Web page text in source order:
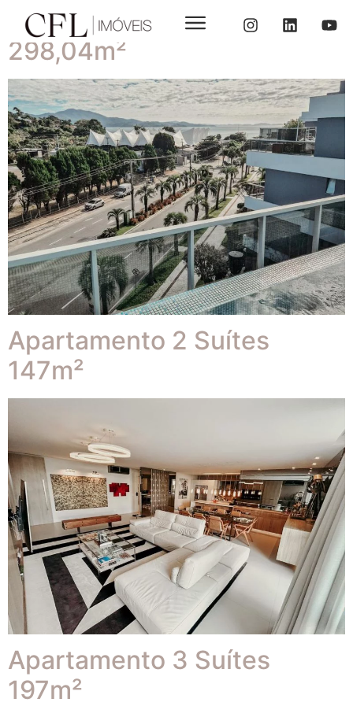
Cobertura 3 Suítes
298,04m²
Apartamento 2 Suítes
147m²
Apartamento 3 Suítes
197m²